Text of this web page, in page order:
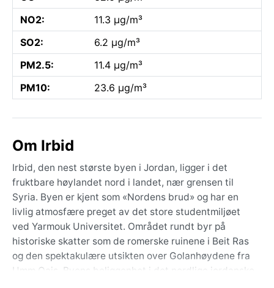
NO2:
11.3 µg/m³
SO2:
6.2 µg/m³
PM2.5:
11.4 µg/m³
PM10:
23.6 µg/m³
Om Irbid
Irbid, den nest største byen i Jordan, ligger i det
fruktbare høylandet nord i landet, nær grensen til
Syria. Byen er kjent som «Nordens brud» og har en
livlig atmosfære preget av det store studentmiljøet
ved Yarmouk Universitet. Området rundt byr på
historiske skatter som de romerske ruinene i Beit Ras
og den spektakulære utsikten over Golanhøydene fra
Umm Qais. Byens beliggenhet i det nordlige jordanske